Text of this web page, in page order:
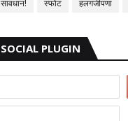
सावधान!
स्फोट हलगर्जीपणा
SOCIAL PLUGIN